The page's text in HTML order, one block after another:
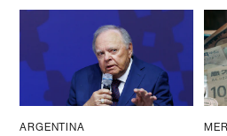
ARGENTINA